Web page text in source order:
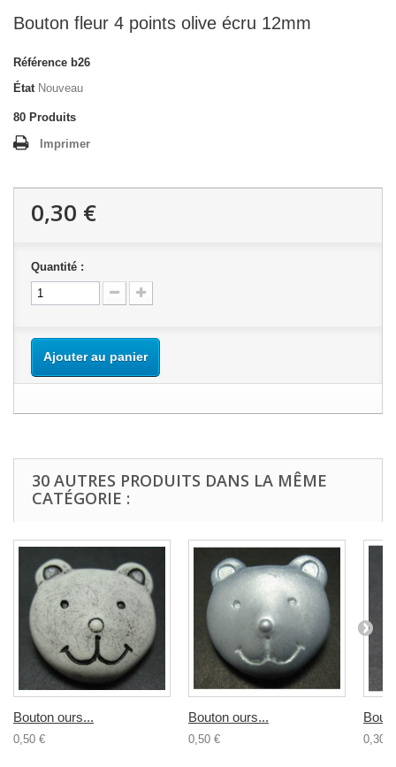
Bouton fleur 4 points olive écru 12mm
Référence b26
État Nouveau
80 Produits
Imprimer
0,30 €
Quantité :
Ajouter au panier
30 AUTRES PRODUITS DANS LA MÊME
CATÉGORIE :
Bouton ours...
0,50 €
Bouton ours...
0,50 € 0,30 €